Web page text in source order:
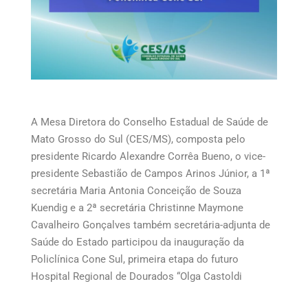
A Mesa Diretora do Conselho Estadual de Saúde de
Mato Grosso do Sul (CES/MS), composta pelo
presidente Ricardo Alexandre Corrêa Bueno, o vice-
presidente Sebastião de Campos Arinos Júnior, a 1ª
secretária Maria Antonia Conceição de Souza
Kuendig e a 2ª secretária Christinne Maymone
Cavalheiro Gonçalves também secretária-adjunta de
Saúde do Estado participou da inauguração da
Policlínica Cone Sul, primeira etapa do futuro
Hospital Regional de Dourados “Olga Castoldi